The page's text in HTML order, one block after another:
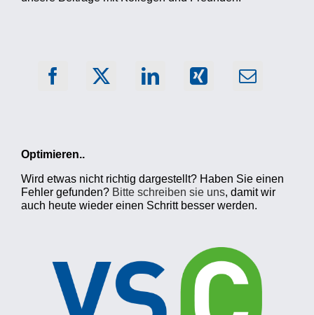
Optimieren..
Wird etwas nicht richtig dargestellt? Haben Sie einen
Fehler gefunden? Bitte schreiben sie uns, damit wir
auch heute wieder einen Schritt besser werden.